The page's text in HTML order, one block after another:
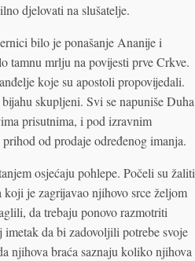
djelovati na slušatelje.
bilo je ponašanje Ananije i
tamnu mrlju na povijesti prve Crkve.
koje su apostoli propovijedali.
skupljeni. Svi se napuniše Duha
prisutnima, i pod izravnim
od prodaje određenog imanja.
osjećaju pohlepe. Počeli su žaliti
je zagrijavao njihovo srce željom
da trebaju ponovo razmotriti
da bi zadovoljili potrebe svoje
njihova braća saznaju koliko njihova